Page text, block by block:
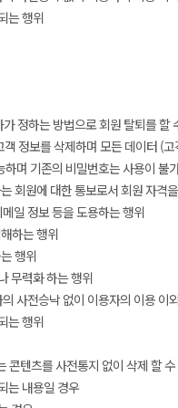
는 행위
정하는 방법으로 회원 탈퇴를 할
정보를 삭제하며 모든 데이터 (
며 기존의 비밀번호는 사용이 불
회원에 대한 통보로서 회원 자격
일 정보 등을 도용하는 행위
하는 행위
행위
무력화 하는 행위
사전승낙 없이 이용자의 이용
는 행위
콘텐츠를 사전통지 없이 삭제 할
는 내용일 경우